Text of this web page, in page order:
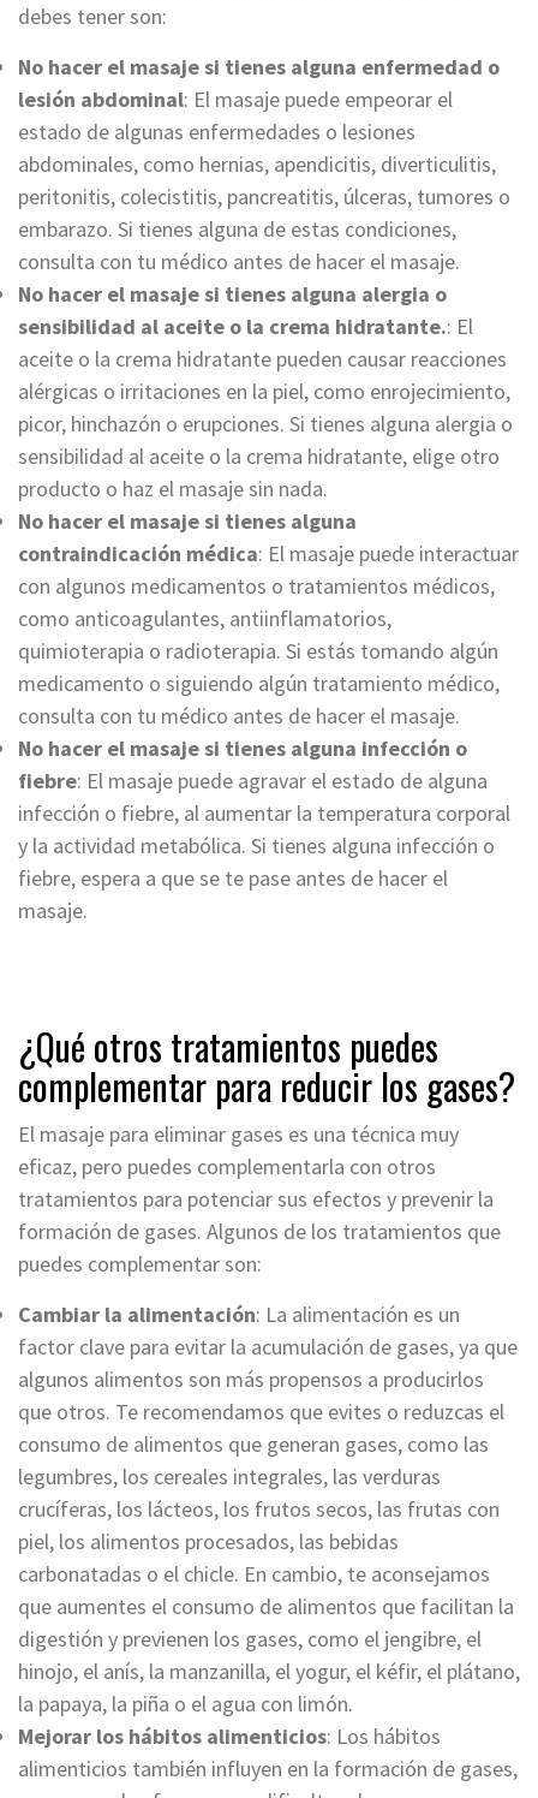
debes tener son:
No hacer el masaje si tienes alguna enfermedad o
lesión abdominal: El masaje puede empeorar el
estado de algunas enfermedades o lesiones
abdominales, como hernias, apendicitis, diverticulitis,
peritonitis, colecistitis, pancreatitis, úlceras, tumores o
embarazo. Si tienes alguna de estas condiciones,
consulta con tu médico antes de hacer el masaje.
No hacer el masaje si tienes alguna alergia o
sensibilidad al aceite o la crema hidratante.: El
aceite o la crema hidratante pueden causar reacciones
alérgicas o irritaciones en la piel, como enrojecimiento,
picor, hinchazón o erupciones. Si tienes alguna alergia o
sensibilidad al aceite o la crema hidratante, elige otro
producto o haz el masaje sin nada.
No hacer el masaje si tienes alguna
contraindicación médica: El masaje puede interactuar
con algunos medicamentos o tratamientos médicos,
como anticoagulantes, antiinflamatorios,
quimioterapia o radioterapia. Si estás tomando algún
medicamento o siguiendo algún tratamiento médico,
consulta con tu médico antes de hacer el masaje.
No hacer el masaje si tienes alguna infección o
fiebre: El masaje puede agravar el estado de alguna
infección o fiebre, al aumentar la temperatura corporal
y la actividad metabólica. Si tienes alguna infección o
fiebre, espera a que se te pase antes de hacer el
masaje.
¿Qué otros tratamientos puedes
complementar para reducir los gases?
El masaje para eliminar gases es una técnica muy
eficaz, pero puedes complementarla con otros
tratamientos para potenciar sus efectos y prevenir la
formación de gases. Algunos de los tratamientos que
puedes complementar son:
Cambiar la alimentación: La alimentación es un
factor clave para evitar la acumulación de gases, ya que
algunos alimentos son más propensos a producirlos
que otros. Te recomendamos que evites o reduzcas el
consumo de alimentos que generan gases, como las
legumbres, los cereales integrales, las verduras
crucíferas, los lácteos, los frutos secos, las frutas con
piel, los alimentos procesados, las bebidas
carbonatadas o el chicle. En cambio, te aconsejamos
que aumentes el consumo de alimentos que facilitan la
digestión y previenen los gases, como el jengibre, el
hinojo, el anís, la manzanilla, el yogur, el kéfir, el plátano,
la papaya, la piña o el agua con limón.
Mejorar los hábitos alimenticios: Los hábitos
alimenticios también influyen en la formación de gases,